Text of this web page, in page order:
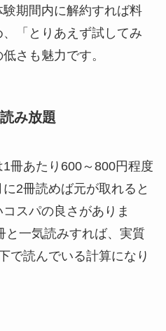
期間内に解約すれば料
「とりあえず試してみ
さも魅力です。
み放題
冊あたり600～800円程度
2冊読めば元が取れると
スパの良さがありま
と一気読みすれば、実質
で読んでいる計算になり